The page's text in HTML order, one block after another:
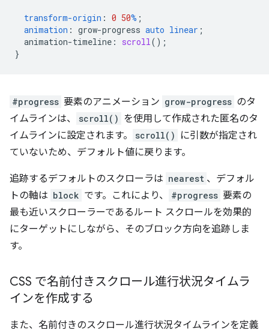
transform-origin : 0 50% ;
animation : grow-progress auto linear ;
animation-timeline : scroll();
}
#progress 要素のアニメーション grow-progress のタ
イムラインは、
scroll() を使用して作成された匿名のタ
イムラインに設定されます。
scroll()
に引数が指定され
ていないため、デフォルト値に戻ります。
追跡するデフォルトのスクローラは nearest 、デフォル
トの軸は block です。これにより、 #progress 要素の
最も近いスクローラーであるルート スクロールを効果的
にターゲットにしながら、そのブロック方向を追跡しま
す。
CSS で名前付きスクロール進行状況タイムラ
インを作成する
また、名前付きのスクロール進行状況タイムラインを定義